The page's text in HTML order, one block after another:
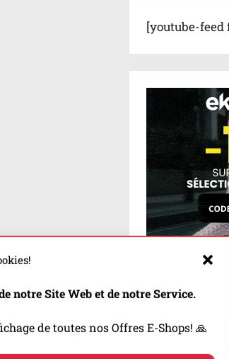
notre Site Web et de notre Service.
de toutes nos Offres E-Shops! 🙏
[youtube-feed
-10% AVEC